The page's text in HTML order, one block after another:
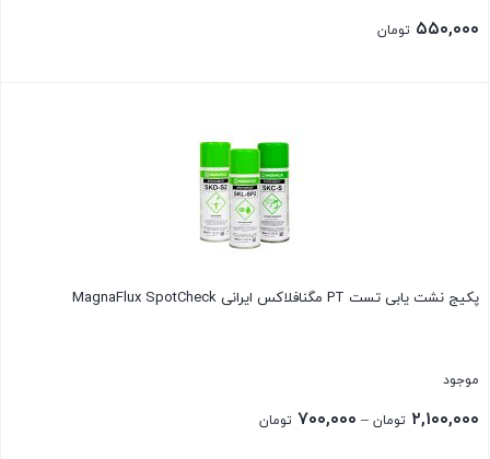
۵۵۰,۰۰۰ تومان
پکیج نشت یابی تست PT مگنافلاکس ایرانی MagnaFlux SpotCheck
موجود
۲,۱۰۰,۰۰۰ تومان – ۷۰۰,۰۰۰ تومان